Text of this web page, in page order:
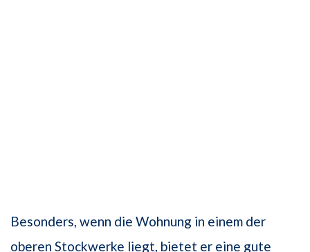
Besonders, wenn die Wohnung in einem der
oberen Stockwerke liegt, bietet er eine gute